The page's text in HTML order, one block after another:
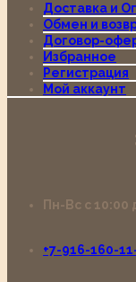
Доставка и
Обмен и
Договор-
Избранное
Регистрация
Мой аккаунт
Пн-Вс с 10:00
+7-916-160-